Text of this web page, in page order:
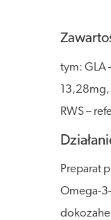
tym: GLA
RWS –
Preparat
Omega-